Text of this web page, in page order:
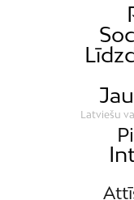
Latviešu